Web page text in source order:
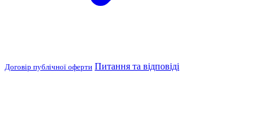
Договір публічної оферти Питання та відповіді